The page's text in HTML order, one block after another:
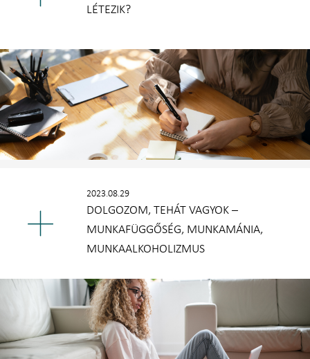
LÉTEZIK?
2023.08.29
DOLGOZOM, TEHÁT VAGYOK –
MUNKAFÜGGŐSÉG, MUNKAMÁNIA,
MUNKAALKOHOLIZMUS